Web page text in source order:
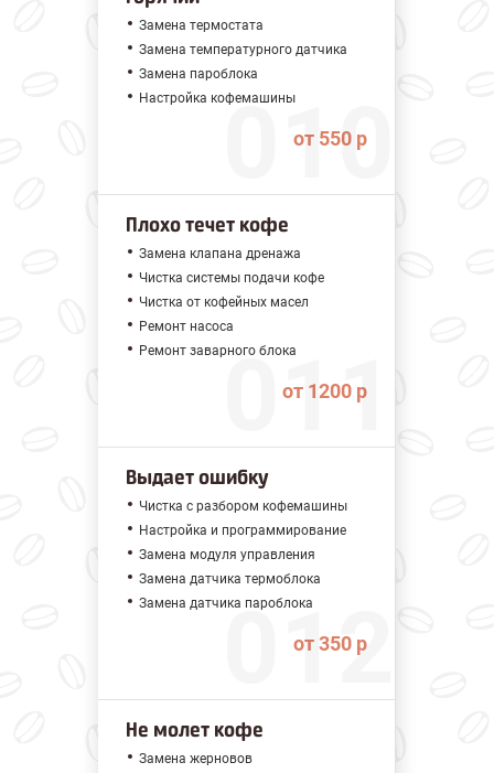
Замена термостата
Замена температурного датчика
Замена пароблока
Настройка кофемашины
от 550 р
Плохо течет кофе
Замена клапана дренажа
Чистка системы подачи кофе
Чистка от кофейных масел
Ремонт насоса
Ремонт заварного блока
от 1200 р
Выдает ошибку
Чистка с разбором кофемашины
Настройка и программирование
Замена модуля управления
Замена датчика термоблока
Замена датчика пароблока
от 350 р
Не молет кофе
Замена жерновов